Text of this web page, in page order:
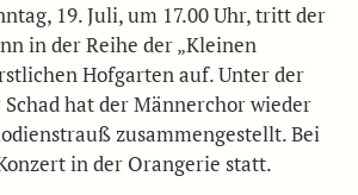
19. Juli, um 17.00 Uhr, tritt der
in der Reihe der „Kleinen
Hofgarten auf. Unter der
hat der Männerchor wieder
zusammengestellt. Bei
in der Orangerie statt.